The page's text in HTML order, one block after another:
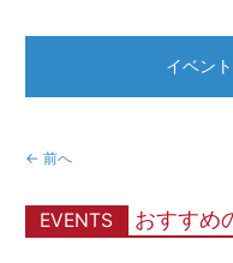
← 前へ
イベン
EVENTS おすすめ